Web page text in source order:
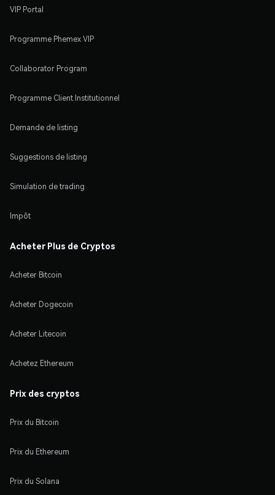
VIP Portal
Programme Phemex VIP
Collaborator Program
Programme Client Institutionnel
Demande de listing
Suggestions de listing
Simulation de trading
Impôt
Acheter Plus de Cryptos
Acheter Bitcoin
Acheter Dogecoin
Acheter Litecoin
Achetez Ethereum
Prix des cryptos
Prix du Bitcoin
Prix du Ethereum
Prix du Solana